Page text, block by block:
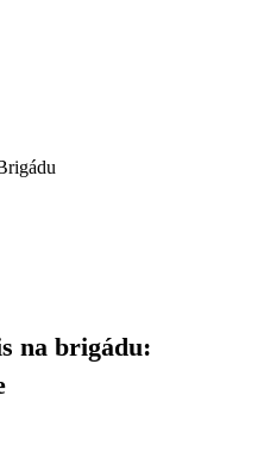
na brigádu: